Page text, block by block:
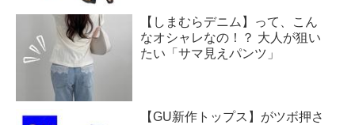
【しまむらデニム】って、こん
なオシャレなの！？ 大人が狙い
たい「サマ見えパンツ」
【GU新作トップス】がツボ押さ